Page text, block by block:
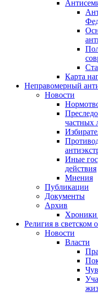
Карта
Неправомерный
Новости
частных
Иные
действия
Мнения
Публикации
Документы
Архив
Хроники
Религия в светском
Новости
Власти